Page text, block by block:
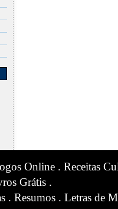
Online . Receitas
Grátis .
. Resumos . Letras de